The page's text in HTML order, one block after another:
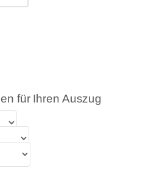
für Ihren Auszug